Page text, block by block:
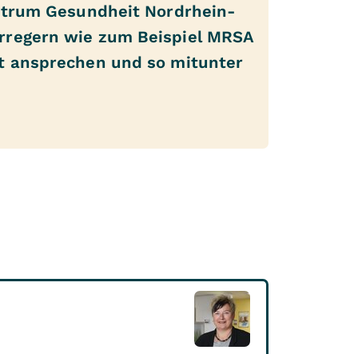
Gesundheit Nordrhein-
wie zum Beispiel MRSA
ansprechen und so mitunter